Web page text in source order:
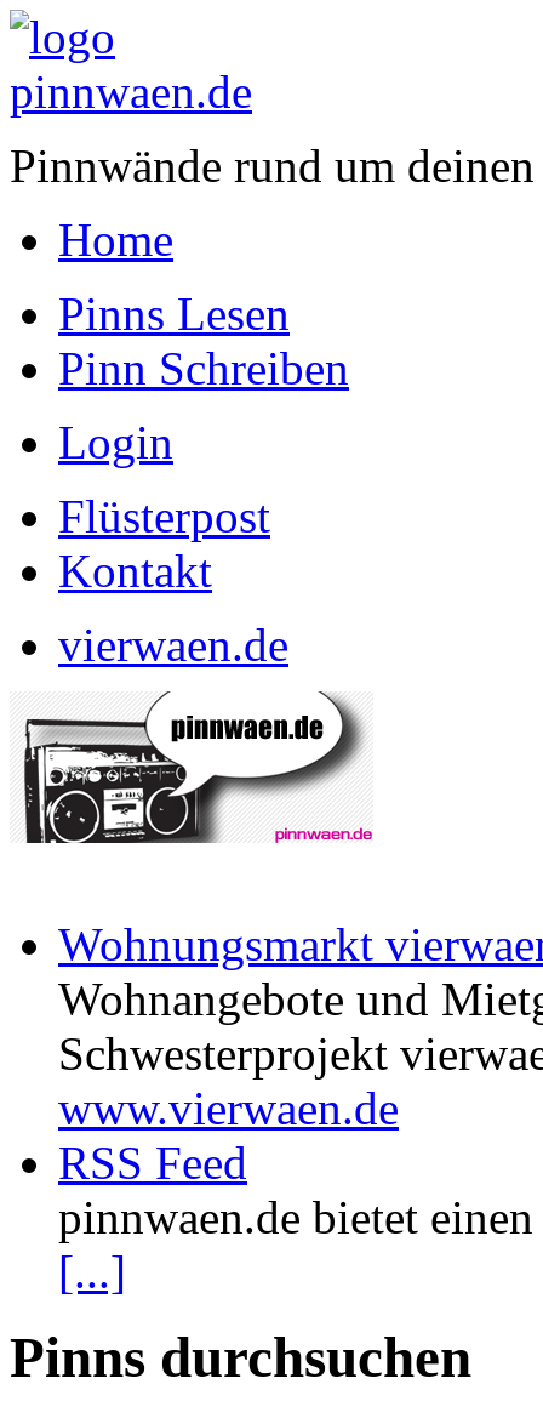
Pinnwände rund um
Home
Pinns Lesen
Pinn Schreiben
Login
Flüsterpost
Kontakt
vierwaen.de
Wohnungsmarkt
Wohnangebote und
Schwesterprojekt
www.vierwaen.de
RSS Feed
pinnwaen.de bietet
[...]
Pinns durchsuchen